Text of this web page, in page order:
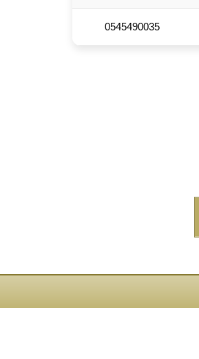
0545490035